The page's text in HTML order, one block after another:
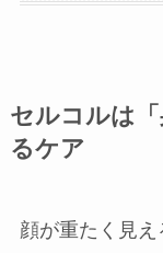
セルコルは
るケア
顔が重たく見